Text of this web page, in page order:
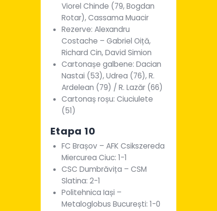
Viorel Chinde (79, Bogdan
Rotar), Cassama Muacir
Rezerve: Alexandru
Costache – Gabriel Oiță,
Richard Cin, David Simion
Cartonașe galbene: Dacian
Nastai (53), Udrea (76), R.
Ardelean (79) / R. Lazăr (66)
Cartonaș roșu: Ciuciulete
(51)
Etapa 10
FC Brașov – AFK Csikszereda
Miercurea Ciuc: 1-1
CSC Dumbrăvița – CSM
Slatina: 2-1
Politehnica Iași –
Metaloglobus București: 1-0